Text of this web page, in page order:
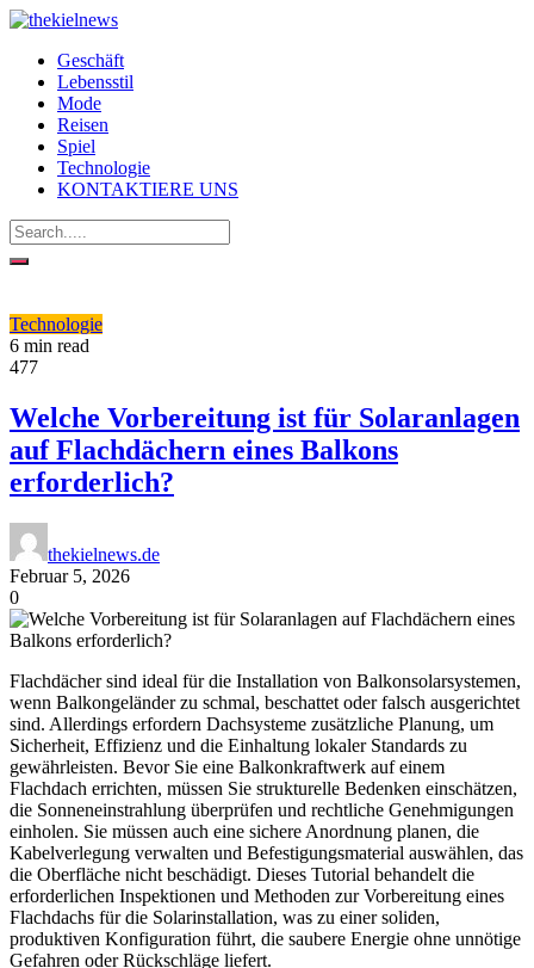
Geschäft
Lebensstil
Mode
Reisen
Spiel
Technologie
KONTAKTIERE UNS
Technologie
6 min read
477
Welche Vorbereitung ist für Solaranlagen
auf Flachdächern eines Balkons
erforderlich?
thekielnews.de
Februar 5, 2026
0
Flachdächer sind ideal für die Installation von Balkonsolarsystemen,
wenn Balkongeländer zu schmal, beschattet oder falsch ausgerichtet
sind. Allerdings erfordern Dachsysteme zusätzliche Planung, um
Sicherheit, Effizienz und die Einhaltung lokaler Standards zu
gewährleisten. Bevor Sie eine Balkonkraftwerk auf einem
Flachdach errichten, müssen Sie strukturelle Bedenken einschätzen,
die Sonneneinstrahlung überprüfen und rechtliche Genehmigungen
einholen. Sie müssen auch eine sichere Anordnung planen, die
Kabelverlegung verwalten und Befestigungsmaterial auswählen, das
die Oberfläche nicht beschädigt. Dieses Tutorial behandelt die
erforderlichen Inspektionen und Methoden zur Vorbereitung eines
Flachdachs für die Solarinstallation, was zu einer soliden,
produktiven Konfiguration führt, die saubere Energie ohne unnötige
Gefahren oder Rückschläge liefert.